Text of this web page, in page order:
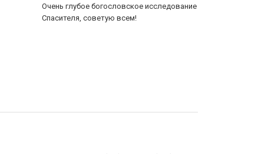
глубое богословское исследование Личности
советую всем!